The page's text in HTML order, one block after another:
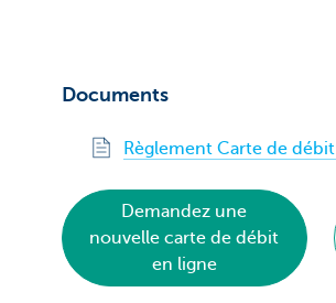
Documents
Règlement Carte de débit
Demandez une
nouvelle carte de débit
en ligne